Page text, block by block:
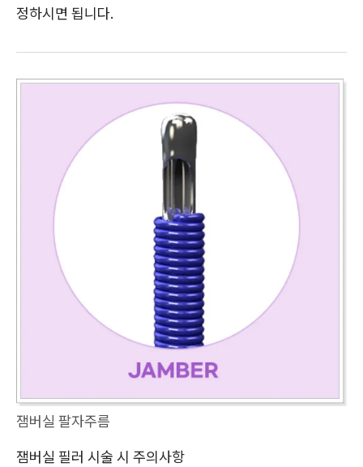
정하시면 됩니다.
잼버실 팔자주름
잼버실 필러 시술 시 주의사항